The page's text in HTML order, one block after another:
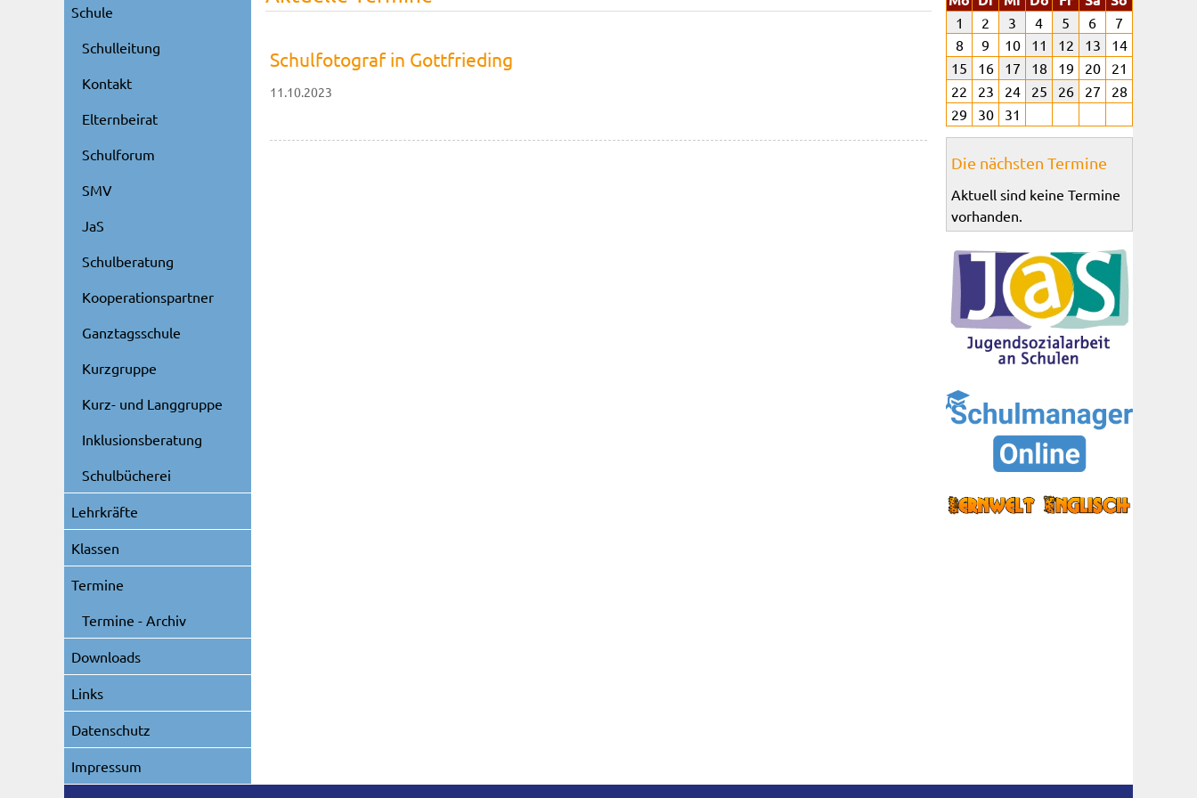
Schulfotograf in Gottfrieding
11.10.2023
Schule
Schulleitung
Kontakt
Elternbeirat
Schulforum
SMV
JaS
Schulberatung
Kooperationspartner
Ganztagsschule
Kurzgruppe
Kurz- und Langgruppe
Inklusionsberatung
Schulbücherei
Lehrkräfte
Klassen
Termine
Termine - Archiv
Downloads
Links
Datenschutz
Impressum
1 2 3 4 5 6
7
8
9 10 11 12 13
14
15
16 17 18 19 20
21
22
23 24 25 26 27
28
29
30 31
Die nächsten Termine
Aktuell sind keine Termine
vorhanden.